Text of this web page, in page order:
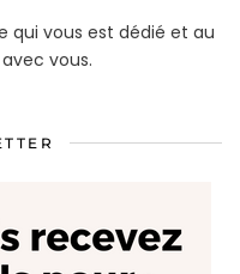
qui vous est dédié et au
vous.